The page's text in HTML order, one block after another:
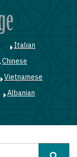
Italian
Chinese
Vietnamese
Albanian